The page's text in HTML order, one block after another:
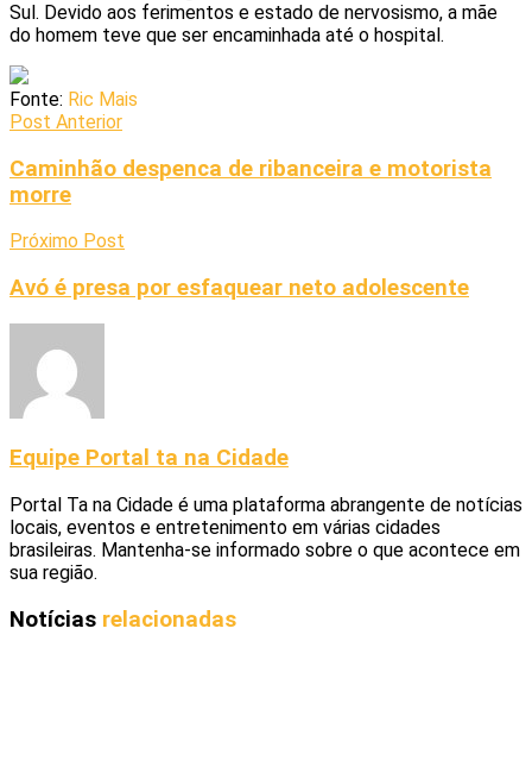
Sul. Devido aos ferimentos e estado de nervosismo, a mãe
do homem teve que ser encaminhada até o hospital.
Fonte: Ric Mais
Post Anterior
Caminhão despenca de ribanceira e motorista
morre
Próximo Post
Avó é presa por esfaquear neto adolescente
Equipe Portal ta na Cidade
Portal Ta na Cidade é uma plataforma abrangente de notícias
locais, eventos e entretenimento em várias cidades
brasileiras. Mantenha-se informado sobre o que acontece em
sua região.
Notícias relacionadas